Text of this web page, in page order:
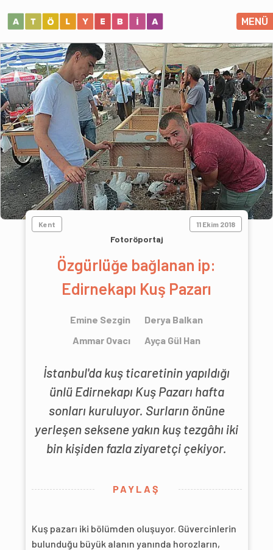
MENÜ
Kent 11 Ekim 2018
Fotoröportaj
Özgürlüğe bağlanan ip:
Edirnekapı Kuş Pazarı
Emine Sezgin
Derya Balkan
Ammar Ovacı
Ayça Gül Han
İstanbul'da kuş ticaretinin yapıldığı
ünlü Edirnekapı Kuş Pazarı hafta
sonları kuruluyor. Surların önüne
yerleşen seksene yakın kuş tezgâhı iki
bin kişiden fazla ziyaretçi çekiyor.
PAYLAŞ
Kuş pazarı iki bölümden oluşuyor. Güvercinlerin
bulunduğu büyük alanın yanında horozların,